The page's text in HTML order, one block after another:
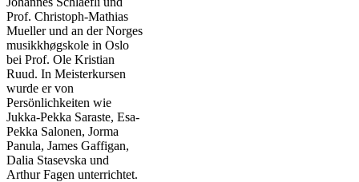
Prof. Christoph-Mathias
Mueller und an der Norges
musikkhøgskole in Oslo
bei Prof. Ole Kristian
Ruud. In Meisterkursen
wurde er von
Persönlichkeiten wie
Jukka-Pekka Saraste, Esa-
Pekka Salonen, Jorma
Panula, James Gaffigan,
Dalia Stasevska und
Arthur Fagen unterrichtet.